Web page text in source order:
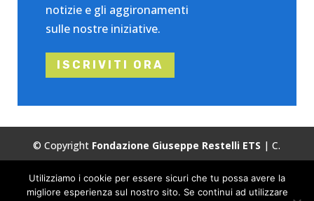
notizie e gli aggironamenti
sulle nostre iniziative.
ISCRIVITI ORA
© Copyright Fondazione Giuseppe Restelli ETS | C.
Fiscale:86503120155| Tutti i diritti riservati.
Privacy
Cookie Policy
Utilizziamo i cookie per essere sicuri che tu possa avere la
migliore esperienza sul nostro sito. Se continui ad utilizzare